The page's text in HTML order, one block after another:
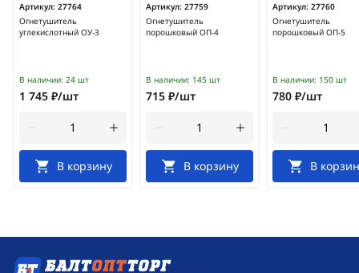
Артикул: 27764
Огнетушитель
углекислотный ОУ-3
В наличии: 24 шт
1 745 ₽/шт
В корзину
Артикул: 27759
Огнетушитель
порошковый ОП-4
В наличии: 145 шт
715 ₽/шт
В корзину
Артикул: 27760
Огнетушитель
порошковый ОП-5
В наличии: 150 шт
780 ₽/шт
В